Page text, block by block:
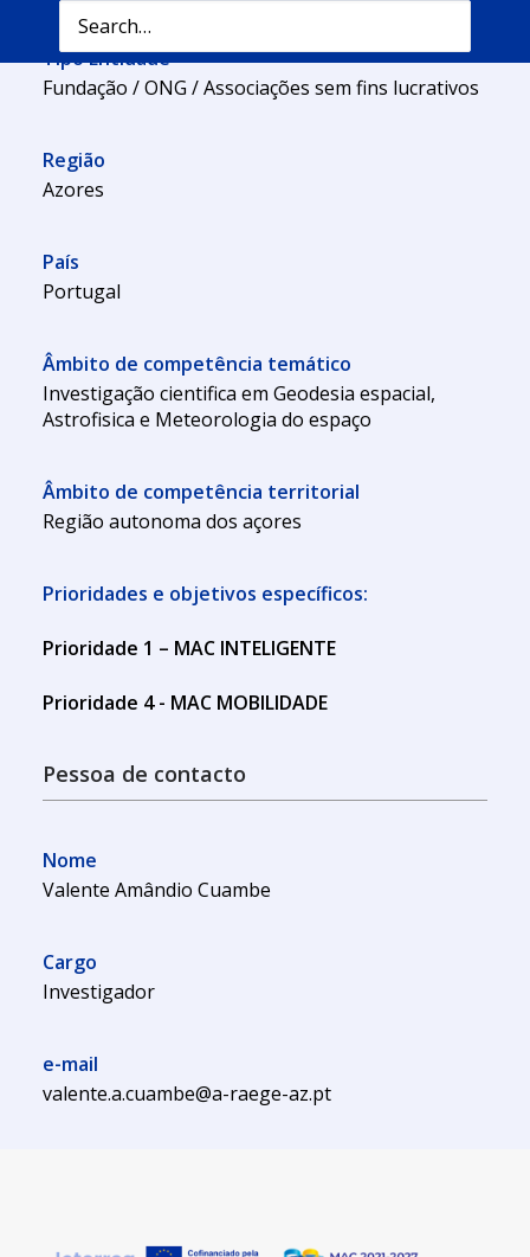
Tipo Entidade
Fundação / ONG / Associações sem fins lucrativos
Região
Azores
País
Portugal
Âmbito de competência temático
Investigação cientifica em Geodesia espacial,
Astrofisica e Meteorologia do espaço
Âmbito de competência territorial
Região autonoma dos açores
Prioridades e objetivos específicos:
Prioridade 1 – MAC INTELIGENTE
Prioridade 4 - MAC MOBILIDADE
Pessoa de contacto
Nome
Valente Amândio Cuambe
Cargo
Investigador
e-mail
valente.a.cuambe@a-raege-az.pt